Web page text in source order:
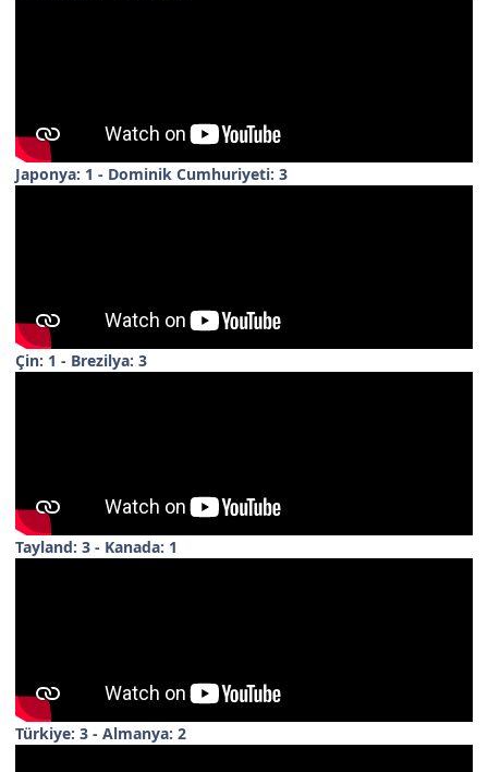
Japonya: 1 - Dominik Cumhuriyeti: 3
Çin: 1 - Brezilya: 3
Tayland: 3 - Kanada: 1
Türkiye: 3 - Almanya: 2